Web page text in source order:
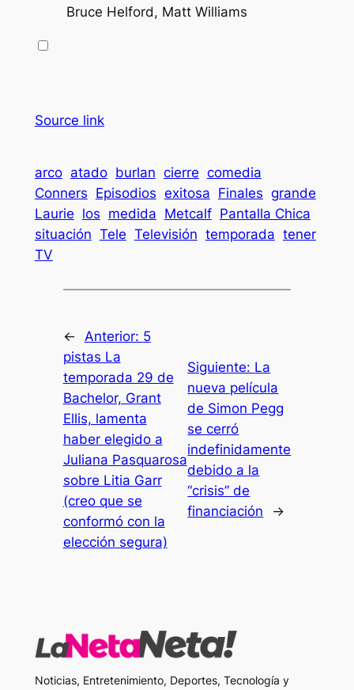
Bruce Helford, Matt Williams
Source link
arco atado burlan cierre comedia
Conners Episodios exitosa Finales grande
Laurie los medida Metcalf Pantalla Chica
situación Tele Televisión temporada tener
TV
← Anterior: 5
pistas La
temporada 29 de
Bachelor, Grant
Ellis, lamenta
haber elegido a
Juliana Pasquarosa
sobre Litia Garr
(creo que se
conformó con la
elección segura)
Siguiente: La
nueva película
de Simon Pegg
se cerró
indefinidamente
debido a la
“crisis” de
financiación
→
Noticias, Entretenimiento, Deportes, Tecnología y